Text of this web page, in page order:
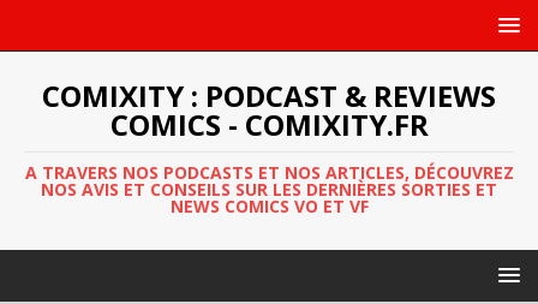
COMIXITY : PODCAST & REVIEWS
COMICS - COMIXITY.FR
A TRAVERS NOS PODCASTS ET NOS ARTICLES, DÉCOUVREZ
NOS AVIS ET CONSEILS SUR LES DERNIÈRES SORTIES ET
NEWS COMICS VO ET VF